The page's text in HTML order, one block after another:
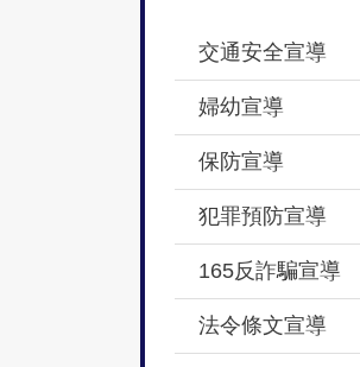
交通安全宣導
婦幼宣導
保防宣導
犯罪預防宣導
165反詐騙宣導
法令條文宣導